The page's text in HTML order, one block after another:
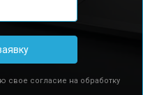
свое согласие на обработку